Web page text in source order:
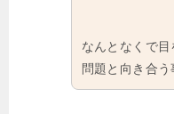
なんとなくで
問題と向き合う